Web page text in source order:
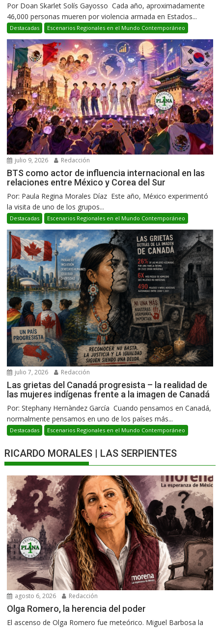
Por Doan Skarlet Solís Gayosso Cada año, aproximadamente
46,000 personas mueren por violencia armada en Estados...
Destacadas Escenarios Regionales en el Mundo Contemporáneo
julio 9, 2026 Redacción
BTS como actor de influencia internacional en las
relaciones entre México y Corea del Sur
Por: Paula Regina Morales Díaz Este año, México experimentó
la visita de uno de los grupos...
Destacadas Escenarios Regionales en el Mundo Contemporáneo
julio 7, 2026 Redacción
Las grietas del Canadá progresista – la realidad de
las mujeres indígenas frente a la imagen de Canadá
Por: Stephany Hernàndez García Cuando pensamos en Canadá,
normalmente pensamos en uno de los países más...
Destacadas Escenarios Regionales en el Mundo Contemporáneo
RICARDO MORALES | LAS SERPIENTES
agosto 6, 2026 Redacción
Olga Romero, la herencia del poder
El ascenso de Olga Romero fue meteórico. Miguel Barbosa la